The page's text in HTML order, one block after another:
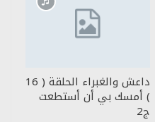
داعش والغبراء الحلقة ( 16
) أمسك بي أن أستطعت
ج2